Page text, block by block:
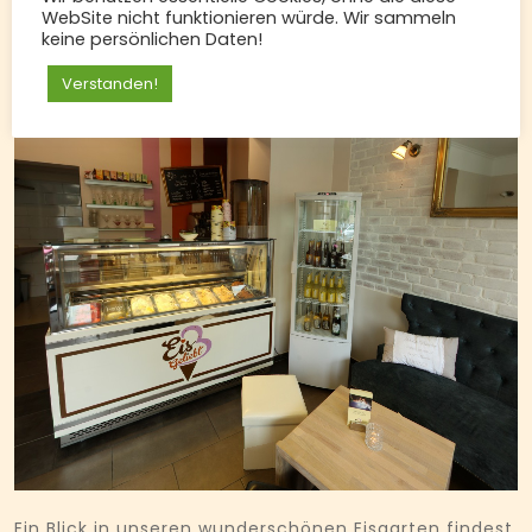
WebSite nicht funktionieren würde. Wir sammeln
keine persönlichen Daten!
Verstanden!